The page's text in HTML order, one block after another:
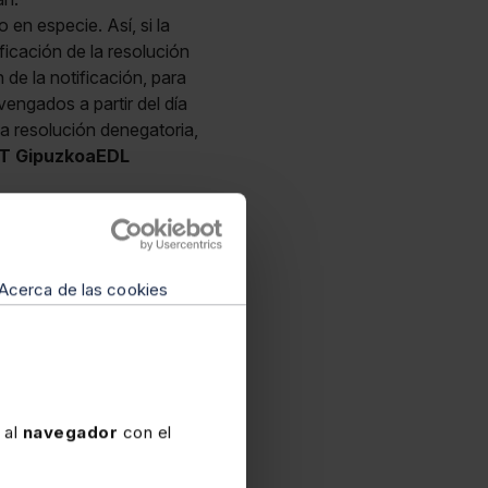
de las cookies
navegador con el
en especie. Así, si la
de la resolución
de la notificación, para
a partir del día
resolución denegatoria,
GipuzkoaEDL
con los
en los supuestos de
de lo dispuesto
se iniciará el
día siguiente al del
sin perjuicio de